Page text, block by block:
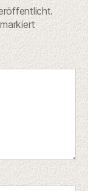
markiert